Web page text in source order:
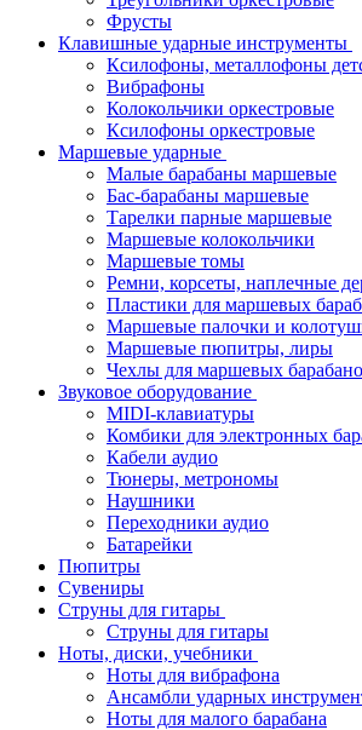
Фрусты
Клавишные ударные инструменты
Ксилофоны, металлофоны
Вибрафоны
Колокольчики оркестровые
Ксилофоны оркестровые
Маршевые ударные
Малые барабаны маршевые
Бас-барабаны маршевые
Тарелки парные маршевые
Маршевые колокольчики
Маршевые томы
Ремни, корсеты, наплечные
Пластики для маршевых
Маршевые палочки и
Маршевые пюпитры, лиры
Чехлы для маршевых
Звуковое оборудование
MIDI-клавиатуры
Комбики для электронных
Кабели аудио
Тюнеры, метрономы
Наушники
Переходники аудио
Батарейки
Пюпитры
Сувениры
Струны для гитары
Струны для гитары
Ноты, диски, учебники
Ноты для вибрафона
Ансамбли ударных
Ноты для малого барабана